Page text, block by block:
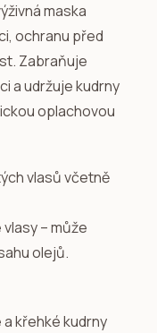
maska
ochranu před
Zabraňuje
a udržuje kudrny
oplachovou
vlasů včetně
– může
olejů.
křehké kudrny